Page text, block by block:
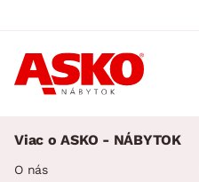
Viac o ASKO - NÁBYTOK
O nás